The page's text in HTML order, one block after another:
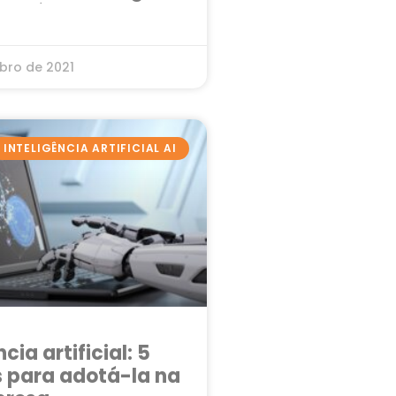
de 2021
INTELIGÊNCIA ARTIFICIAL AI
artificial: 5
para adotá-la na